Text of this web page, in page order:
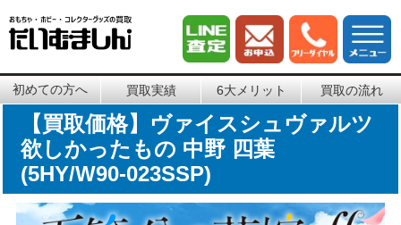
初めての方へ 買取実績 6大メリット 買取の流れ
【買取価格】ヴァイスシュヴァルツ
欲しかったもの 中野 四葉
(5HY/W90-023SSP)